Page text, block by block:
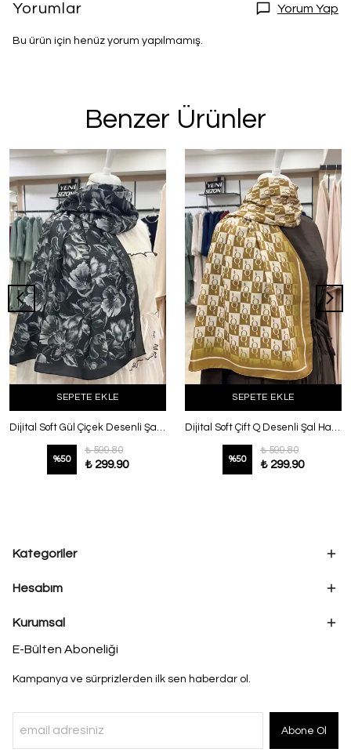
Yorumlar Yorum Yap
Bu ürün için henüz yorum yapılmamış.
Benzer Ürünler
SEPETE EKLE
Dijital Soft Gül Çiçek Desenli Şal Siyah
%50
₺ 599.80
₺ 299.90
SEPETE EKLE
Dijital Soft Çift Q Desenli Şal Hardal
%50
₺ 599.80
₺ 299.90
Kategoriler
Hesabım
Kurumsal
E-Bülten Aboneliği
Kampanya ve sürprizlerden ilk sen haberdar ol.
Abone Ol